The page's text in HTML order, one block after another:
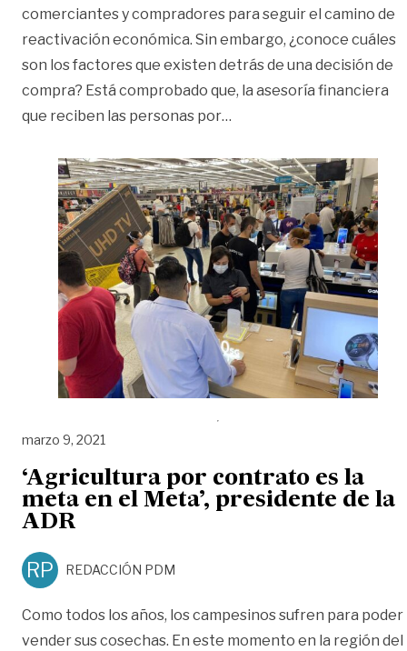
comerciantes y compradores para seguir el camino de
reactivación económica. Sin embargo, ¿conoce cuáles
son los factores que existen detrás de una decisión de
compra? Está comprobado que, la asesoría financiera
que reciben las personas por…
marzo 9, 2021
‘Agricultura por contrato es la
meta en el Meta’, presidente de la
ADR
RP REDACCIÓN PDM
Como todos los años, los campesinos sufren para poder
vender sus cosechas. En este momento en la región del